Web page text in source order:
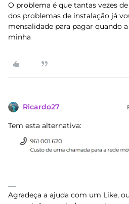
O problema é que tantas vezes
dos problemas de instalação já
mensalidade para pagar quando
minha
Ricardo27
Tem esta alternativa:
Agradeça a ajuda com um Like,